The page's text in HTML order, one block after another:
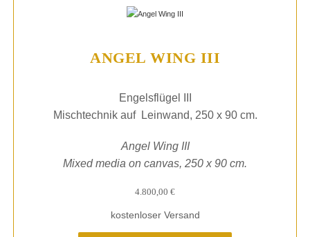
ANGEL WING III
Engelsflügel III
Mischtechnik auf Leinwand, 250 x 90 cm.
Angel Wing III
Mixed media on canvas, 250 x 90 cm.
4.800,00 €
kostenloser Versand